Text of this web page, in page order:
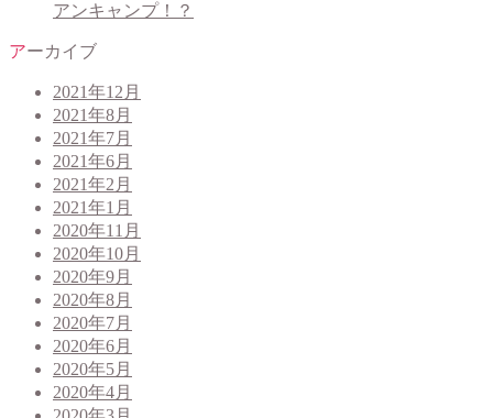
アンキャンプ！？
アーカイブ
2021年12月
2021年8月
2021年7月
2021年6月
2021年2月
2021年1月
2020年11月
2020年10月
2020年9月
2020年8月
2020年7月
2020年6月
2020年5月
2020年4月